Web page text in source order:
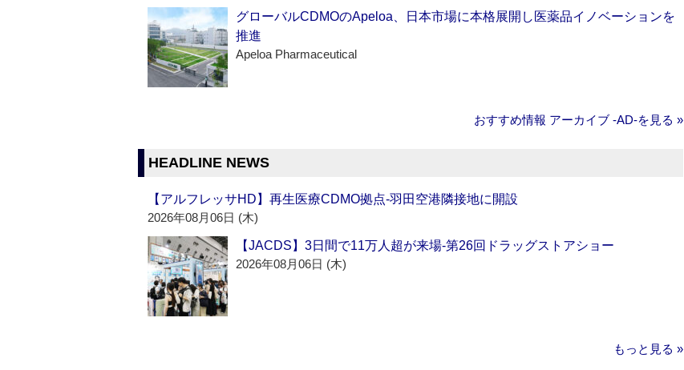
グローバルCDMOのApeloa、日本市場に本格展開し医薬品イノベーションを
推進
Apeloa Pharmaceutical
おすすめ情報 アーカイブ ‐AD‐を見る »
HEADLINE NEWS
【アルフレッサHD】再生医療CDMO拠点‐羽田空港隣接地に開設
2026年08月06日 (木)
【JACDS】3日間で11万人超が来場‐第26回ドラッグストアショー
2026年08月06日 (木)
もっと見る »